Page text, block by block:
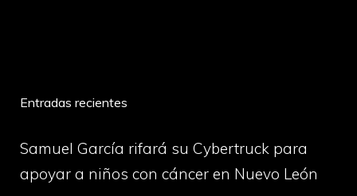
Entradas recientes
Samuel García rifará su Cybertruck para
apoyar a niños con cáncer en Nuevo León